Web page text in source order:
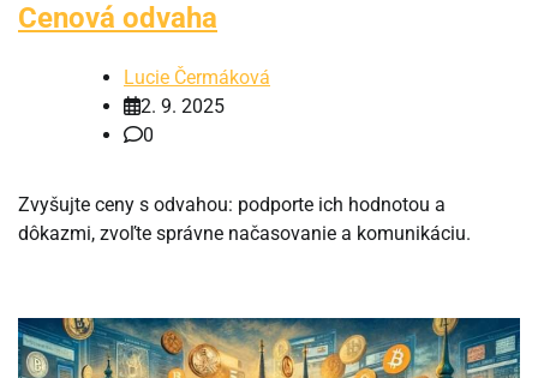
Cenová odvaha
Lucie Čermáková
2. 9. 2025
0
Zvyšujte ceny s odvahou: podporte ich hodnotou a
dôkazmi, zvoľte správne načasovanie a komunikáciu.